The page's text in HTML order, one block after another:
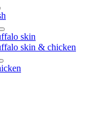
skin
skin & chicken